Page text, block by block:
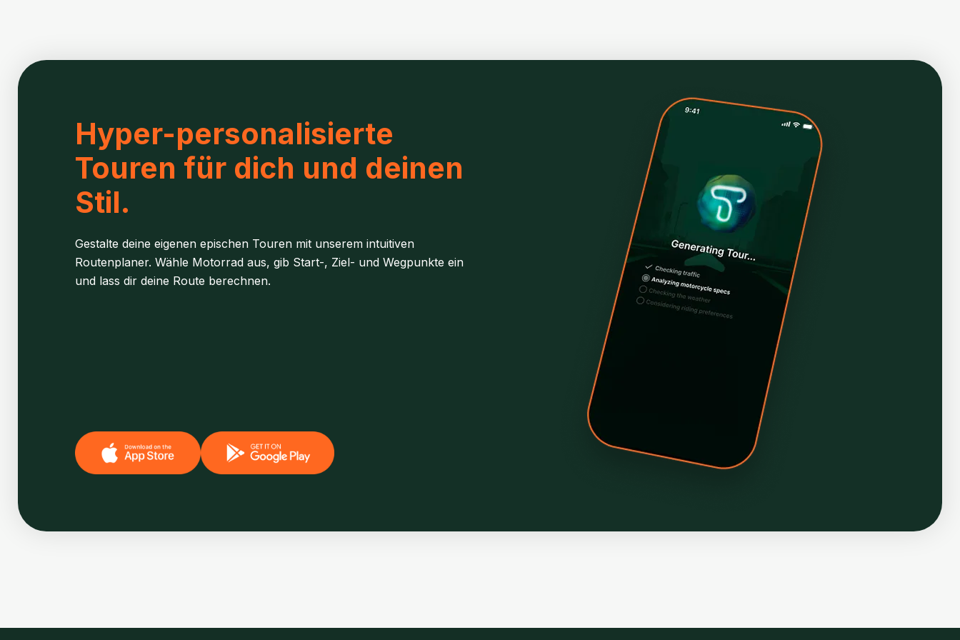
Hyper-personalisierte
Touren für dich und deinen
Stil.
Gestalte deine eigenen epischen Touren mit unserem intuitiven
Routenplaner. Wähle Motorrad aus, gib Start-, Ziel- und Wegpunkte ein
und lass dir deine Route berechnen.